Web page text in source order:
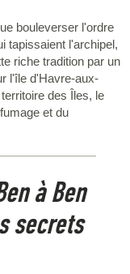
bouleverser l'ordre
tapissaient l'archipel,
riche tradition par un
l'île d'Havre-aux-
des Îles, le
et du
à Ben
secrets